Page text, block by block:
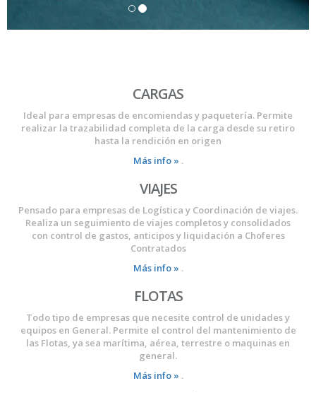
CARGAS
Ideal para empresas de encomiendas y paquetería. Permite
realizar la trazabilidad completa de la carga desde su retiro
hasta la rendición en origen
Más info » .
VIAJES
Pensado para empresas de Logística y Coordinación de viajes.
Realiza un seguimiento de viajes completos y consolidados
con control de gastos, anticipos y liquidación a Choferes
Contratados
Más info » .
FLOTAS
Todo tipo de empresas que necesite control de unidades y
equipos en General. Permite el control del mantenimiento de
las Flotas, ya sea marítima, aérea, terrestre o maquinas en
general.
Más info » .